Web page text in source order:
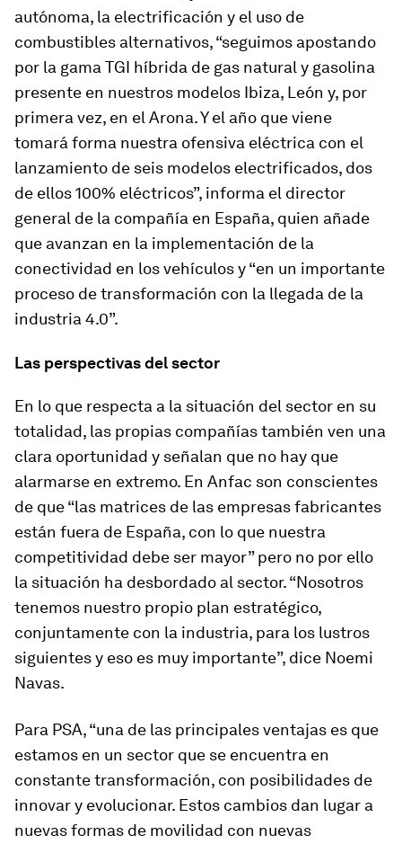
autónoma, la electrificación y el uso de
combustibles alternativos, “seguimos apostando
por la gama TGI híbrida de gas natural y gasolina
presente en nuestros modelos Ibiza, León y, por
primera vez, en el Arona. Y el año que viene
tomará forma nuestra ofensiva eléctrica con el
lanzamiento de seis modelos electrificados, dos
de ellos 100% eléctricos”, informa el director
general de la compañía en España, quien añade
que avanzan en la implementación de la
conectividad en los vehículos y “en un importante
proceso de transformación con la llegada de la
industria 4.0”.
Las perspectivas del sector
En lo que respecta a la situación del sector en su
totalidad, las propias compañías también ven una
clara oportunidad y señalan que no hay que
alarmarse en extremo. En Anfac son conscientes
de que “las matrices de las empresas fabricantes
están fuera de España, con lo que nuestra
competitividad debe ser mayor” pero no por ello
la situación ha desbordado al sector. “Nosotros
tenemos nuestro propio plan estratégico,
conjuntamente con la industria, para los lustros
siguientes y eso es muy importante”, dice Noemi
Navas.
Para PSA, “una de las principales ventajas es que
estamos en un sector que se encuentra en
constante transformación, con posibilidades de
innovar y evolucionar. Estos cambios dan lugar a
nuevas formas de movilidad con nuevas